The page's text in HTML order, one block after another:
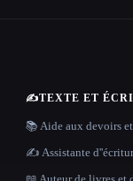
✍️TEXTE ET
📚 Aide aux devoirs
✍️ Assistante